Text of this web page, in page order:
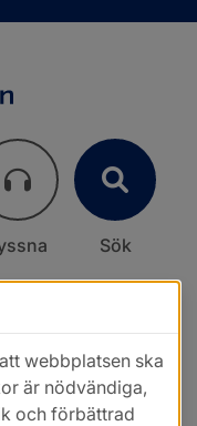
Sök
webbplatsen ska
är nödvändiga,
och förbättrad